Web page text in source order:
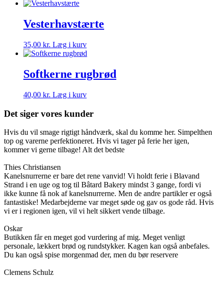
Vesterhavstærte
35,00 kr. Læg i kurv
Softkerne rugbrød
40,00 kr. Læg i kurv
Det siger vores kunder
Hvis du vil smage rigtigt håndværk, skal du komme her. Simpelthen
top og varerne perfektioneret. Hvis vi tager på ferie her igen,
kommer vi gerne tilbage! Alt det bedste
Thies Christiansen
Kanelsnurrerne er bare det rene vanvid! Vi holdt ferie i Blavand
Strand i en uge og tog til Bâtard Bakery mindst 3 gange, fordi vi
ikke kunne få nok af kanelsnurrerne. Men de andre partikler er også
fantastiske! Medarbejderne var meget søde og gav os gode råd. Hvis
vi er i regionen igen, vil vi helt sikkert vende tilbage.
Oskar
Butikken får en meget god vurdering af mig. Meget venligt
personale, lækkert brød og rundstykker. Kagen kan også anbefales.
Du kan også spise morgenmad der, men du bør reservere
Clemens Schulz